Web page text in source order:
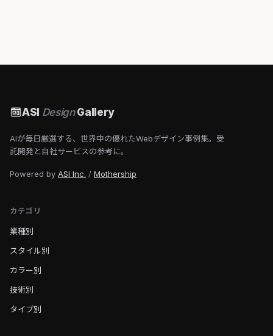
ASI DesignGallery
AIが毎日厳選する、世界中の優れたWebデザイン事例集。受
託開発と自社サービスの参考に。
Powered by ASI Inc. / Mothership
カテゴリ
業種別
スタイル別
カラー別
技術別
タイプ別